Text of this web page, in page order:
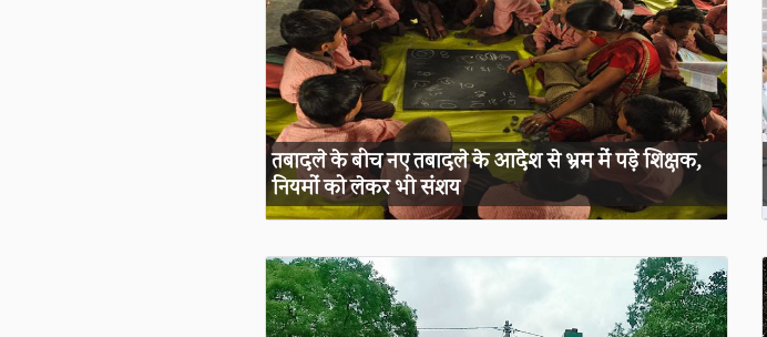
तबादले के बीच नए तबादले के आदेश से भ्रम में पड़े शिक्षक,
नियमों को लेकर भी संशय